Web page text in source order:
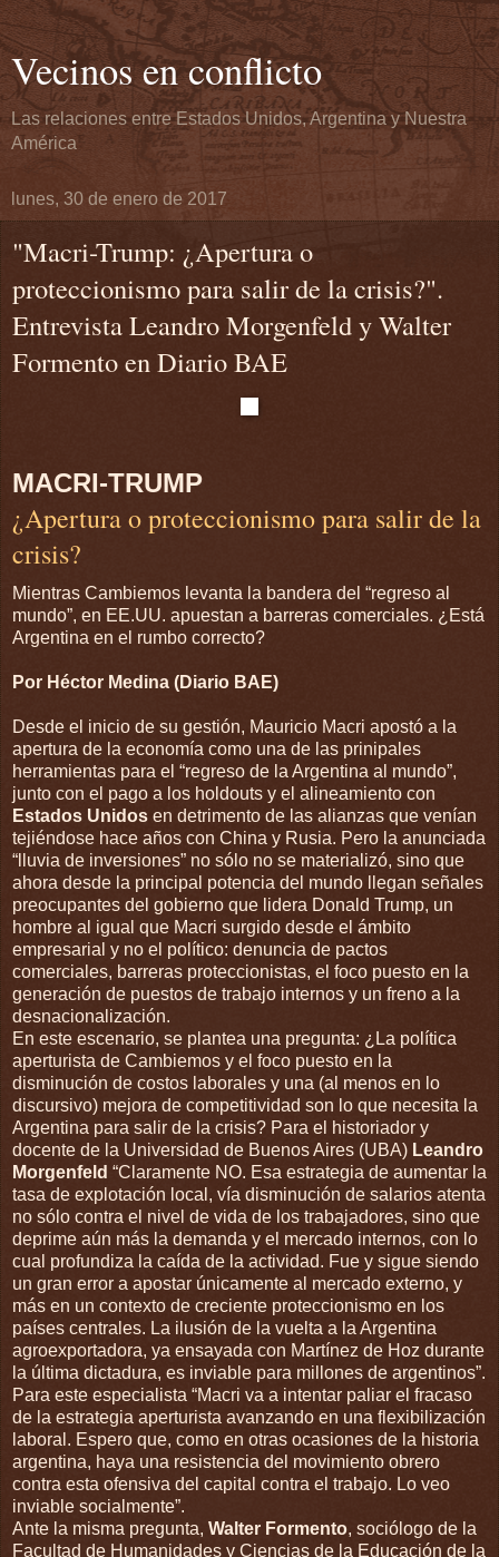
Vecinos en conflicto
Las relaciones entre Estados Unidos, Argentina y Nuestra
América
lunes, 30 de enero de 2017
"Macri-Trump: ¿Apertura o
proteccionismo para salir de la crisis?".
Entrevista Leandro Morgenfeld y Walter
Formento en Diario BAE
MACRI-TRUMP
¿Apertura o proteccionismo para salir de la
crisis?
Mientras Cambiemos levanta la bandera del “regreso al
mundo”, en EE.UU. apuestan a barreras comerciales. ¿Está
Argentina en el rumbo correcto?
Por Héctor Medina (Diario BAE)
Desde el inicio de su gestión, Mauricio Macri apostó a la
apertura de la economía como una de las prinipales
herramientas para el “regreso de la Argentina al mundo”,
junto con el pago a los holdouts y el alineamiento con
Estados Unidos en detrimento de las alianzas que venían
tejiéndose hace años con China y Rusia. Pero la anunciada
“lluvia de inversiones” no sólo no se materializó, sino que
ahora desde la principal potencia del mundo llegan señales
preocupantes del gobierno que lidera Donald Trump, un
hombre al igual que Macri surgido desde el ámbito
empresarial y no el político: denuncia de pactos
comerciales, barreras proteccionistas, el foco puesto en la
generación de puestos de trabajo internos y un freno a la
desnacionalización.
En este escenario, se plantea una pregunta: ¿La política
aperturista de Cambiemos y el foco puesto en la
disminución de costos laborales y una (al menos en lo
discursivo) mejora de competitividad son lo que necesita la
Argentina para salir de la crisis? Para el historiador y
docente de la Universidad de Buenos Aires (UBA) Leandro
Morgenfeld “Claramente NO. Esa estrategia de aumentar la
tasa de explotación local, vía disminución de salarios atenta
no sólo contra el nivel de vida de los trabajadores, sino que
deprime aún más la demanda y el mercado internos, con lo
cual profundiza la caída de la actividad. Fue y sigue siendo
un gran error a apostar únicamente al mercado externo, y
más en un contexto de creciente proteccionismo en los
países centrales. La ilusión de la vuelta a la Argentina
agroexportadora, ya ensayada con Martínez de Hoz durante
la última dictadura, es inviable para millones de argentinos”.
Para este especialista “Macri va a intentar paliar el fracaso
de la estrategia aperturista avanzando en una flexibilización
laboral. Espero que, como en otras ocasiones de la historia
argentina, haya una resistencia del movimiento obrero
contra esta ofensiva del capital contra el trabajo. Lo veo
inviable socialmente”.
Ante la misma pregunta, Walter Formento, sociólogo de la
Facultad de Humanidades y Ciencias de la Educación de la